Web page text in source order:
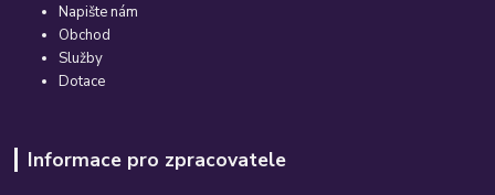
Napište nám
Obchod
Služby
Dotace
Informace pro zpracovatele